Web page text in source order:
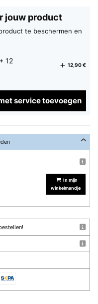
jouw product
te beschermen en
12
12,90 €
service toevoegen
In mijn
winkelmandje